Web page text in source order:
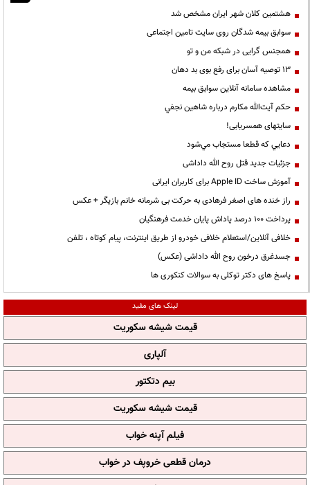
هشتمین کلان شهر ایران مشخص شد
سوابق بیمه شدگان روی سایت تامین اجتماعی
همجنس گرایی در شبکه من و تو
13 توصیه آسان برای رفع بوی بد دهان
مشاهده سامانه آنلاين سوابق بیمه
حكم آيت‌الله مكارم درباره شاهين نجفي
سایتهای همسریابی!
دعايي كه قطعا مستجاب مي‌شود
جزئیات جدید قتل روح الله داداشی
آموزش ساخت Apple ID برای کاربران ایرانی
راز خنده های اصغر فرهادی به حرکت بی شرمانه خانم بازیگر + عکس
پرداخت ۱۰۰ درصد پاداش پایان خدمت فرهنگیان
خلافی آنلاین/استعلام خلافی خودرو از طریق اینترنت، پیام کوتاه ، تلفن
جسدغرق درخون روح الله داداشی (عکس)
پاسخ های دکتر توکلی به سوالات کنکوری ها
لینک های مفید
قیمت شیشه سکوریت
آلپاری
بیم دتکتور
قیمت شیشه سکوریت
فیلم آپنه خواب
درمان قطعی خروپف در خواب